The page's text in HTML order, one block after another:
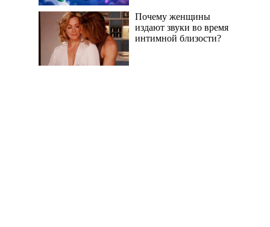
Почему женщины
издают звуки во время
интимной близости?